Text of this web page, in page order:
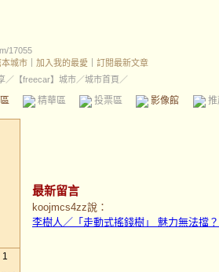
17055
本城市 加入我的最愛
訂閱最新文章
／ 【freecar】城市／城市首頁／
精華區 投票區 影像館
最新留言
koojmcs4zz說：
李樹人／「走動式搖錢樹」 魅力無法擋？